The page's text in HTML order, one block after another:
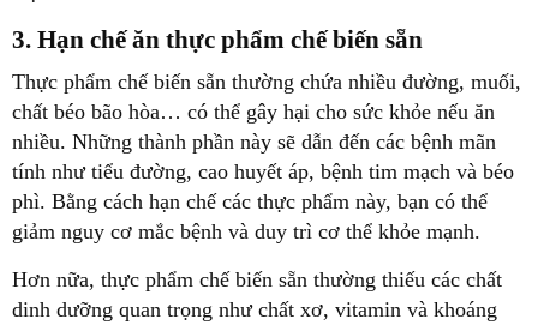
3. Hạn chế ăn thực phẩm chế biến sẵn
Thực phẩm chế biến sẵn thường chứa nhiều đường, muối,
chất béo bão hòa… có thể gây hại cho sức khỏe nếu ăn
nhiều. Những thành phần này sẽ dẫn đến các bệnh mãn
tính như tiểu đường, cao huyết áp, bệnh tim mạch và béo
phì. Bằng cách hạn chế các thực phẩm này, bạn có thể
giảm nguy cơ mắc bệnh và duy trì cơ thể khỏe mạnh.
Hơn nữa, thực phẩm chế biến sẵn thường thiếu các chất
dinh dưỡng quan trọng như chất xơ, vitamin và khoáng